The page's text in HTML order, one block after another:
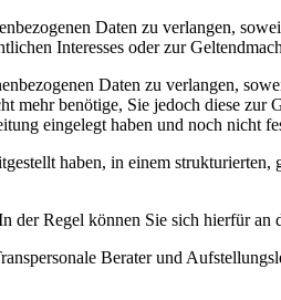
Daten zu verlangen,
Interesses oder zur
Daten zu verlangen,
mehr benötige, Sie jedoch diese
eingelegt haben und noch nicht
haben, in einem
der Regel können Sie sich hierfür